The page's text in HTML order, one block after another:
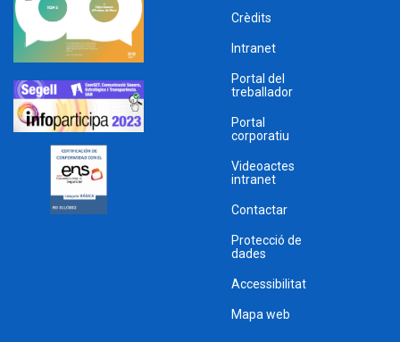
Crèdits
Intranet
Portal del
treballador
Portal
corporatiu
Videoactes
intranet
Contactar
Protecció de
dades
Accessibilitat
Mapa web